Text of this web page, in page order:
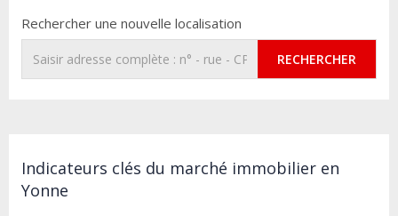
Rechercher une nouvelle localisation
RECHERCHER
Indicateurs clés du marché immobilier en
Yonne